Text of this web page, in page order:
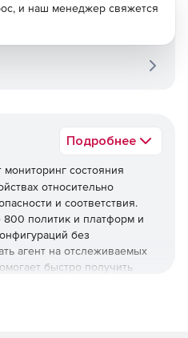
Подробнее
мониторинг состояния
относительно
и соответствия.
политик и платформ и
без
агент на отслеживаемых
быстро получить
и наш менеджер свяжется